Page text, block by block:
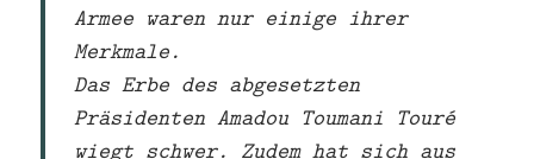
Armee waren nur einige ihrer
Merkmale.
Das Erbe des abgesetzten
Präsidenten Amadou Toumani Touré
wiegt schwer. Zudem hat sich aus